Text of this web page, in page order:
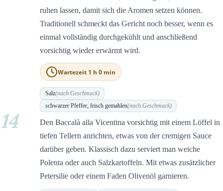
ruhen lassen, damit sich die Aromen setzen können.
Traditionell schmeckt das Gericht noch besser, wenn es
einmal vollständig durchgekühlt und anschließend
vorsichtig wieder erwärmt wird.
Wartezeit 1 h 0 min
Salz(nach Geschmack)
schwarzer Pfeffer, frisch gemahlen(nach Geschmack)
14
Den Baccalà alla Vicentina vorsichtig mit einem Löffel in
tiefen Tellern anrichten, etwas von der cremigen Sauce
darüber geben. Klassisch dazu serviert man weiche
Polenta oder auch Salzkartoffeln. Mit etwas zusätzlicher
Petersilie oder einem Faden Olivenöl garnieren.